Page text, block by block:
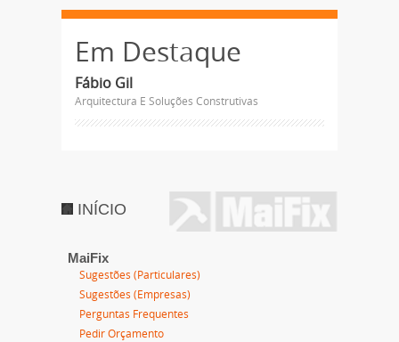
Em Destaque
Fábio Gil
Arquitectura E Soluções Construtivas
INÍCIO
MaiFix
Sugestões (Particulares)
Sugestões (Empresas)
Perguntas Frequentes
Pedir Orçamento